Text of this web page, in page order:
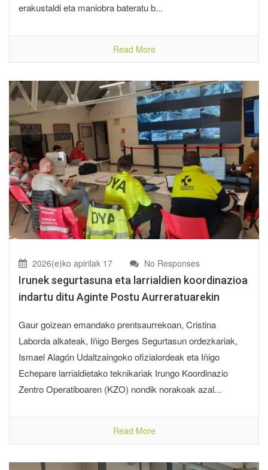
erakustaldi eta maniobra bateratu b...
Read More
2026(e)ko apirilak 17 No Responses
Irunek segurtasuna eta larrialdien koordinazioa
indartu ditu Aginte Postu Aurreratuarekin
Gaur goizean emandako prentsaurrekoan, Cristina
Laborda alkateak, Iñigo Berges Segurtasun ordezkariak,
Ismael Alagón Udaltzaingoko ofizialordeak eta Iñigo
Echepare larrialdietako teknikariak Irungo Koordinazio
Zentro Operatiboaren (KZO) nondik norakoak azal...
Read More